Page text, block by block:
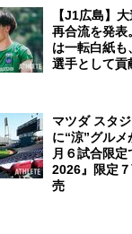
【J1広島】
再合流を発表
は一転白紙も
選手として貢
マツダ スタ
に“涼”グルメ
月６試合限定
2026』限定
売